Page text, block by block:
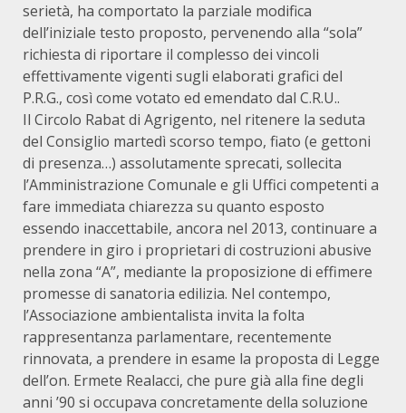
serietà, ha comportato la parziale modifica
dell’iniziale testo proposto, pervenendo alla “sola”
richiesta di riportare il complesso dei vincoli
effettivamente vigenti sugli elaborati grafici del
P.R.G., così come votato ed emendato dal C.R.U..
Il Circolo Rabat di Agrigento, nel ritenere la seduta
del Consiglio martedì scorso tempo, fiato (e gettoni
di presenza…) assolutamente sprecati, sollecita
l’Amministrazione Comunale e gli Uffici competenti a
fare immediata chiarezza su quanto esposto
essendo inaccettabile, ancora nel 2013, continuare a
prendere in giro i proprietari di costruzioni abusive
nella zona “A”, mediante la proposizione di effimere
promesse di sanatoria edilizia. Nel contempo,
l’Associazione ambientalista invita la folta
rappresentanza parlamentare, recentemente
rinnovata, a prendere in esame la proposta di Legge
dell’on. Ermete Realacci, che pure già alla fine degli
anni ’90 si occupava concretamente della soluzione